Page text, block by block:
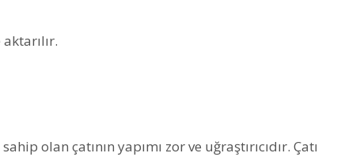
olan çatının yapımı zor ve uğraştırıcıdır. Çatı